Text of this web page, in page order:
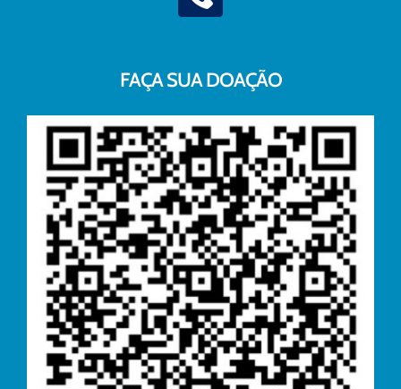
FAÇA SUA DOAÇÃO